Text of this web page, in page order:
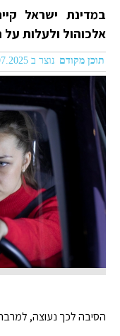
במדינת ישראל
אלכוהול ולעלות
תוכן מקודם נוצר ב 27.07.2025 04:07
הסיבה לכך נעוצה, למרבה